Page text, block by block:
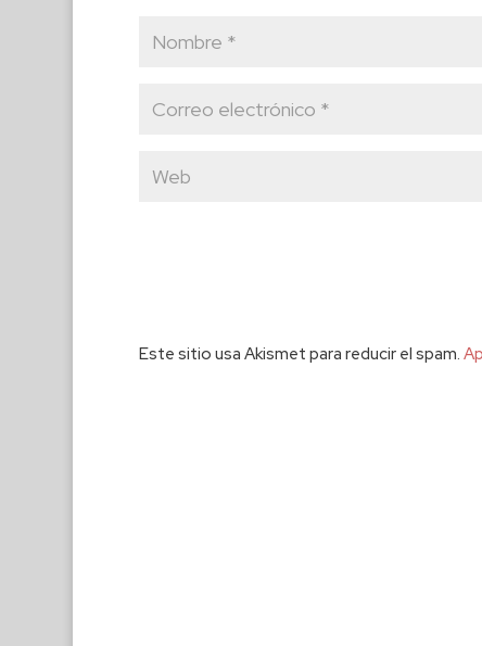
Este sitio usa Akismet para reducir el spam.